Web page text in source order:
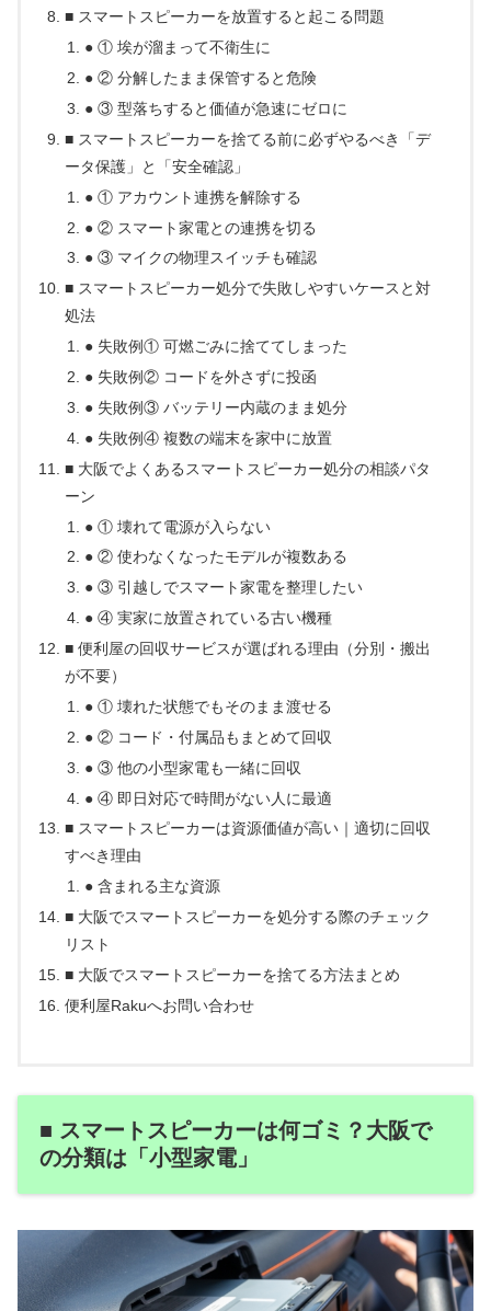
■ スマートスピーカーを放置すると起こる問題
● ① 埃が溜まって不衛生に
● ② 分解したまま保管すると危険
● ③ 型落ちすると価値が急速にゼロに
■ スマートスピーカーを捨てる前に必ずやるべき「デ
ータ保護」と「安全確認」
● ① アカウント連携を解除する
● ② スマート家電との連携を切る
● ③ マイクの物理スイッチも確認
■ スマートスピーカー処分で失敗しやすいケースと対
処法
● 失敗例① 可燃ごみに捨ててしまった
● 失敗例② コードを外さずに投函
● 失敗例③ バッテリー内蔵のまま処分
● 失敗例④ 複数の端末を家中に放置
■ 大阪でよくあるスマートスピーカー処分の相談パタ
ーン
● ① 壊れて電源が入らない
● ② 使わなくなったモデルが複数ある
● ③ 引越しでスマート家電を整理したい
● ④ 実家に放置されている古い機種
■ 便利屋の回収サービスが選ばれる理由（分別・搬出
が不要）
● ① 壊れた状態でもそのまま渡せる
● ② コード・付属品もまとめて回収
● ③ 他の小型家電も一緒に回収
● ④ 即日対応で時間がない人に最適
■ スマートスピーカーは資源価値が高い｜適切に回収
すべき理由
● 含まれる主な資源
■ 大阪でスマートスピーカーを処分する際のチェック
リスト
■ 大阪でスマートスピーカーを捨てる方法まとめ
便利屋Rakuへお問い合わせ
■ スマートスピーカーは何ゴミ？大阪で
の分類は「小型家電」